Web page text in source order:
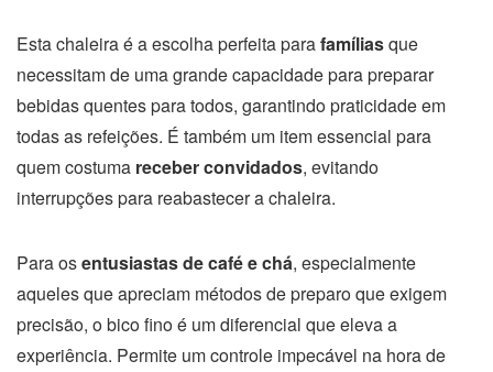
Esta chaleira é a escolha perfeita parafamíliasque
necessitam de uma grande capacidade para preparar
bebidas quentes para todos, garantindo praticidade em
todas as refeições. É também um item essencial para
quem costuma receber convidados, evitando
interrupções para reabastecer a chaleira.
Para osentusiastas de café e chá, especialmente
aqueles que apreciam métodos de preparo que exigem
precisão, o bico fino é um diferencial que eleva a
experiência. Permite um controle impecável na hora de